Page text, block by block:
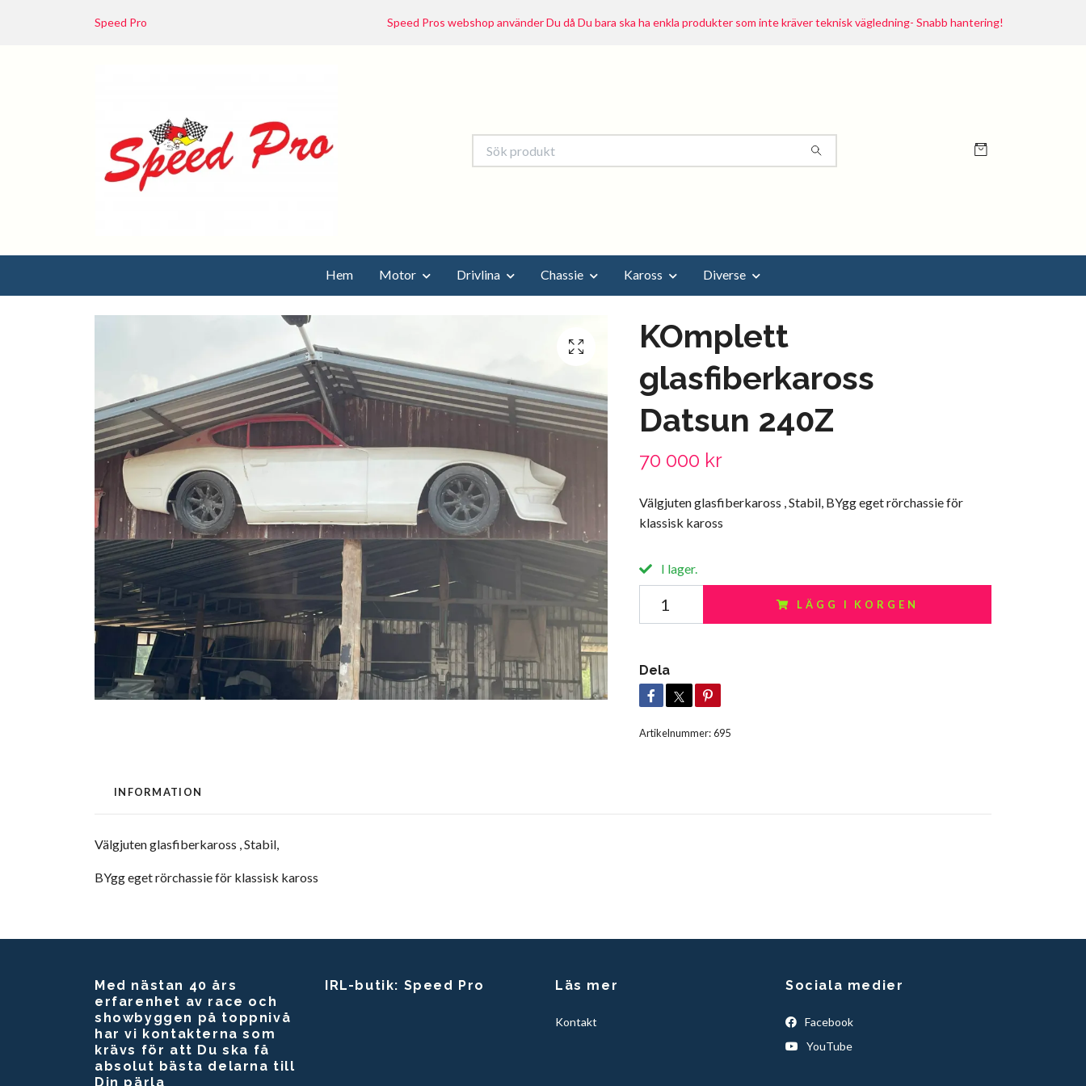
Speed Pro Speed Pros webshop använder Du då Du bara ska ha enkla produkter som inte kräver teknisk vägledning- Snabb hantering!
Hem Motor Drivlina Chassie Kaross Diverse
KOmplett
glasfiberkaross
Datsun 240Z
70 000 kr
Välgjuten glasfiberkaross , Stabil, BYgg eget rörchassie för
klassisk kaross
I lager.
LÄGG I KORGEN
Dela
Artikelnummer:695
INFORMATION
Välgjuten glasfiberkaross , Stabil,
BYgg eget rörchassie för klassisk kaross
Med nästan 40 års
erfarenhet av race och
showbyggen på toppnivå
har vi kontakterna som
krävs för att Du ska få
absolut bästa delarna till
Din pärla
IRL-butik: Speed Pro Läs mer
Kontakt
Sociala medier
Facebook
YouTube